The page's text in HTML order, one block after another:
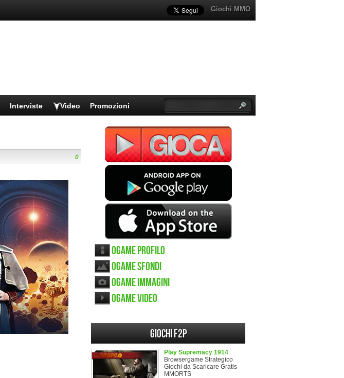
Giochi MMO
Interviste Video Promozioni
0
OGame Profilo
OGame sfondi
OGame immagini
OGame video
Giochi F2P
Play Supremacy 1914
Browsergame Strategico
Giochi da Scaricare Gratis
MMORTS